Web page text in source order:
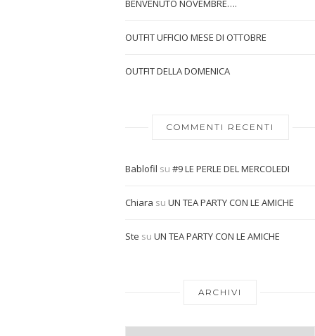
BENVENUTO NOVEMBRE….
OUTFIT UFFICIO MESE DI OTTOBRE
OUTFIT DELLA DOMENICA
COMMENTI RECENTI
Bablofil su #9 LE PERLE DEL MERCOLEDI
Chiara su UN TEA PARTY CON LE AMICHE
Ste su UN TEA PARTY CON LE AMICHE
ARCHIVI